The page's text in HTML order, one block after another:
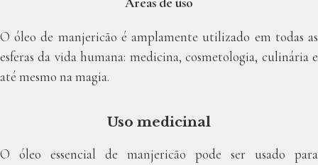
O óleo de manjericão é amplamente utilizado em todas as
esferas da vida humana: medicina, cosmetologia, culinária e
até mesmo na magia.
Uso medicinal
O óleo essencial de manjericão pode ser usado para